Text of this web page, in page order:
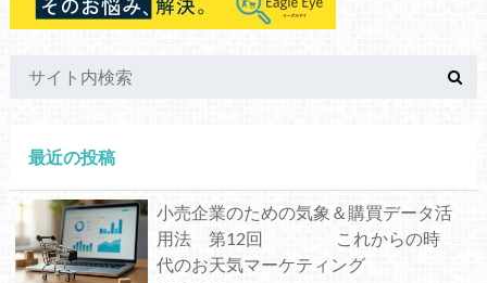
最近の投稿
小売企業のための気象＆購買データ活
用法 第12回 これからの時
代のお天気マーケティング